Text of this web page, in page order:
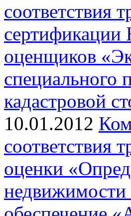
соответствия
сертификации
оценщиков
специального
кадастровой
10.01.2012
соответствия
оценки